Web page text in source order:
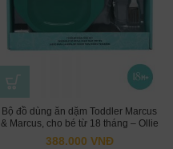
Bộ đồ dùng ăn dặm Toddler Marcus
& Marcus, cho bé từ 18 tháng – Ollie
388.000 VNĐ